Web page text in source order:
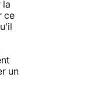
la
ce
un